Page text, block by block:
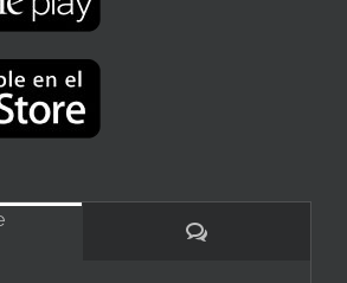
Comentarios